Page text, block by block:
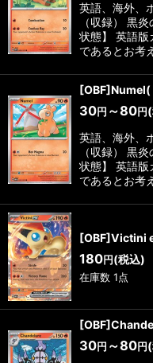
英語、海外、
（収録） 黒
状態】 英語版
であるとお考
30円 ～80円
英語、海外、
（収録） 黒
状態】 英語版
であるとお考
[OBF]Victini
180円(税込)
在庫数 1点
30円 ～80円